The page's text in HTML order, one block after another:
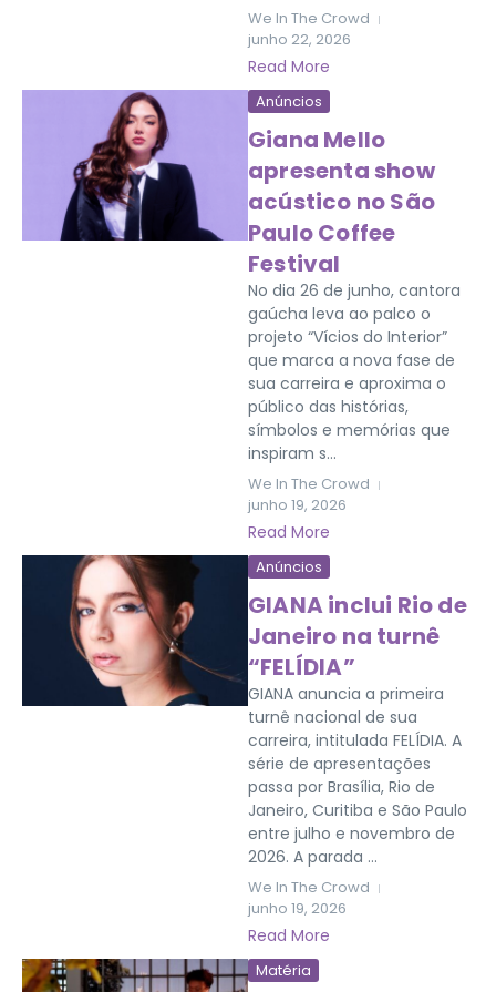
We In The Crowd
junho 22, 2026
Read More
Anúncios
Giana Mello
apresenta show
acústico no São
Paulo Coffee
Festival
No dia 26 de junho, cantora
gaúcha leva ao palco o
projeto “Vícios do Interior”
que marca a nova fase de
sua carreira e aproxima o
público das histórias,
símbolos e memórias que
inspiram s...
We In The Crowd
junho 19, 2026
Read More
Anúncios
GIANA inclui Rio de
Janeiro na turnê
“FELÍDIA”
GIANA anuncia a primeira
turnê nacional de sua
carreira, intitulada FELÍDIA. A
série de apresentações
passa por Brasília, Rio de
Janeiro, Curitiba e São Paulo
entre julho e novembro de
2026. A parada ...
We In The Crowd
junho 19, 2026
Read More
Matéria